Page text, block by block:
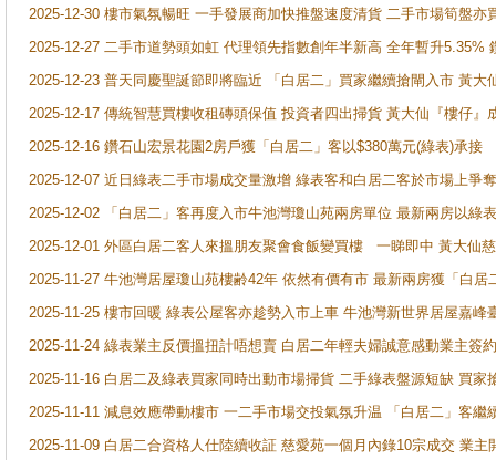
2025-12-30 樓市氣氛暢旺 一手發展商加快推盤速度清貨 二手市場筍盤
2025-12-27 二手市道勢頭如虹 代理領先指數創年半新高 全年暫升5.35%
2025-12-23 普天同慶聖誕節即將臨近 「白居二」買家繼續搶閘入市 黃
2025-12-17 傳統智慧買樓收租磚頭保值 投資者四出掃貨 黃大仙『樓仔
2025-12-16 鑽石山宏景花園2房戶獲「白居二」客以$380萬元(綠表)承接
2025-12-07 近日綠表二手市場成交量激增 綠表客和白居二客於市場上
2025-12-02 「白居二」客再度入市牛池灣瓊山苑兩房單位 最新兩房以綠
2025-12-01 外區白居二客人來搵朋友聚會食飯變買樓 一睇即中 黃大仙
2025-11-27 牛池灣居屋瓊山苑樓齢42年 依然有價有市 最新兩房獲「白居
2025-11-25 樓市回暖 綠表公屋客亦趁勢入市上車 牛池灣新世界居屋嘉峰
2025-11-24 綠表業主反價搵扭計唔想賣 白居二年輕夫婦誠意感動業主簽
2025-11-16 白居二及綠表買家同時出動市場掃貨 二手綠表盤源短缺 買
2025-11-11 減息效應帶動樓市 一二手市場交投氣氛升温 「白居二」客
2025-11-09 白居二合資格人仕陸續收証 慈愛苑一個月內錄10宗成交 業